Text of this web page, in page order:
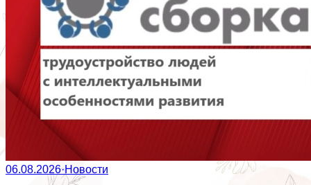
06.08.2026·Новости